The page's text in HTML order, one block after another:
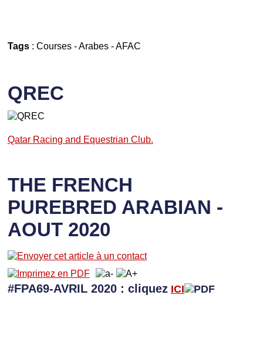
Tags: Courses-Arabes-AFAC
QREC
Qatar Racing and Equestrian Club.
THE FRENCH
PUREBRED ARABIAN -
AOUT 2020
#FPA69-AVRIL 2020 : cliquez ICI